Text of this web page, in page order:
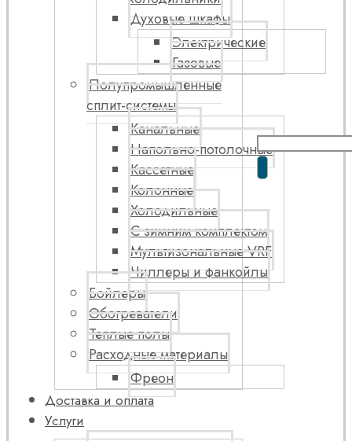
Духовые шкафы
Электрические
Газовые
Полупромышленные
сплит-системы
Канальные
Напольно-потолочные
Кассетные
Колонные
Холодильные
С зимним комплектом
Мультизональные VRF
Чиллеры и фанкойлы
Бойлеры
Обогреватели
Теплые полы
Расходные материалы
Фреон
Доставка и оплата
Услуги